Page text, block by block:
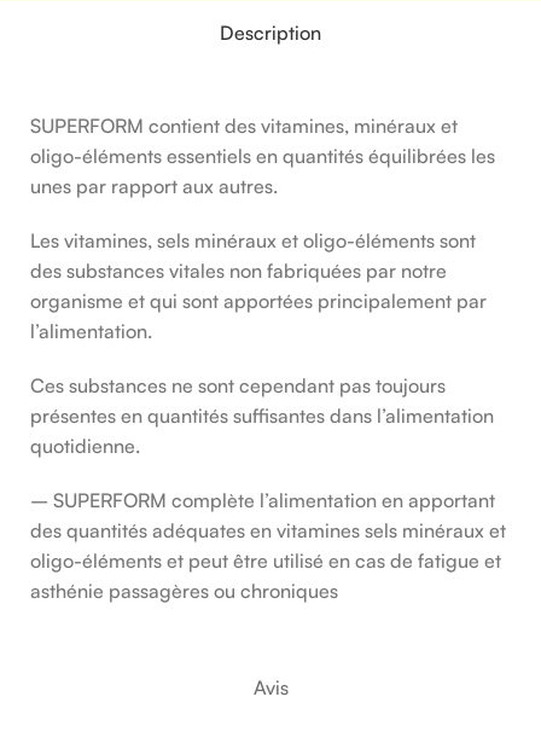
Description
Avis
SUPERFORM contient des vitamines, minéraux et
oligo-éléments essentiels en quantités équilibrées les
unes par rapport aux autres.
Les vitamines, sels minéraux et oligo-éléments sont
des substances vitales non fabriquées par notre
organisme et qui sont apportées principalement par
l’alimentation.
Ces substances ne sont cependant pas toujours
présentes en quantités suffisantes dans l’alimentation
quotidienne.
– SUPERFORM complète l’alimentation en apportant
des quantités adéquates en vitamines sels minéraux et
oligo-éléments et peut être utilisé en cas de fatigue et
asthénie passagères ou chroniques